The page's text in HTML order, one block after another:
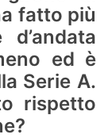
fatto più
ed è
Serie A.
rispetto